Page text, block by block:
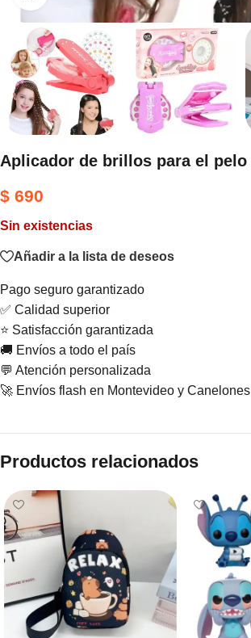
Aplicador de brillos para el pelo
$ 690
Sin existencias
Añadir a la lista de deseos
Pago seguro garantizado
✅ Calidad superior
⭐ Satisfacción garantizada
🚚 Envíos a todo el país
💬 Atención personalizada
🚀 Envíos flash en Montevideo y Canelones
Productos relacionados